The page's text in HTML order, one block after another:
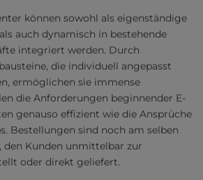
können sowohl als eigenständige
auch dynamisch in bestehende
integriert werden. Durch
die individuell angepasst
ermöglichen sie immense
die Anforderungen beginnender E-
genauso effizient wie die Ansprüche
Bestellungen sind noch am selben
Kunden unmittelbar zur
oder direkt geliefert.